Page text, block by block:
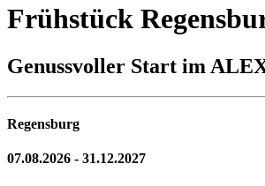
Frühstück
Genussvoller Start im
Regensburg
07.08.2026 - 31.12.2027